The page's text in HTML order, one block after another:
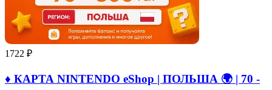
1722 ₽
♦️ КАРТА NINTENDO eShop | ПОЛЬША 🌍 | 70 -